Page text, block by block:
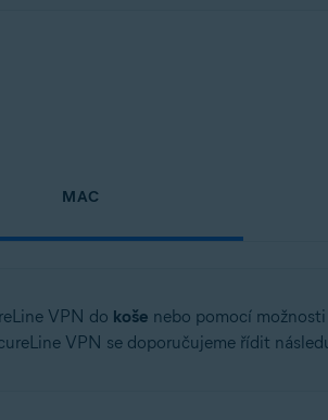
– 32/64bitová verze
MAC
VPN do koše nebo pomocí možnosti
VPN se doporučujeme řídit